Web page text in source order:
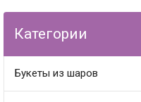
Категории
Букеты из шаров